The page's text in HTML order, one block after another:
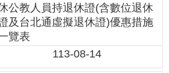
公教人員持退休證(含數位退休
及台北通虛擬退休證)優惠措施
覽表
113-08-14